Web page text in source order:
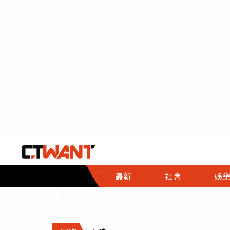
::: 最新 社會
社會首頁
時事
調查
娛樂
娛樂首頁
即時
財經首頁
熱線
政